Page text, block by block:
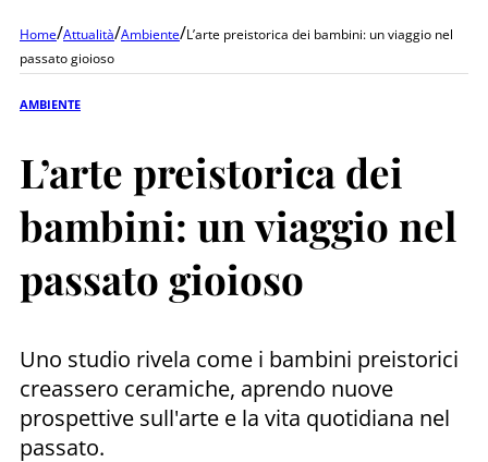
Home/Attualità/Ambiente/L’arte preistorica dei bambini: un viaggio nel
passato gioioso
AMBIENTE
L’arte preistorica dei
bambini: un viaggio nel
passato gioioso
Uno studio rivela come i bambini preistorici
creassero ceramiche, aprendo nuove
prospettive sull'arte e la vita quotidiana nel
passato.